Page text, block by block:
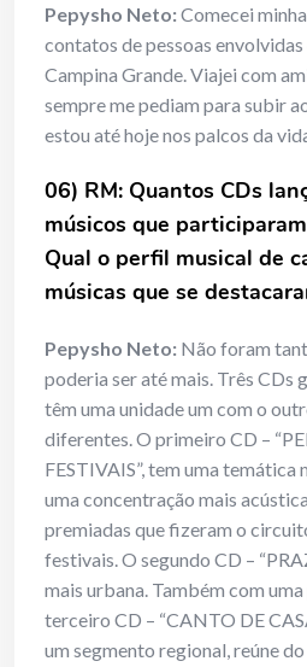
Pepysho Neto:Comecei
contatos de pessoas envolvidas
Campina Grande. Viajei com
sempre me pediam para subir
estou até hoje nos palcos da
06) RM: Quantos CDs
músicos que
Qual o perfil musical de
músicas que se
Pepysho Neto: Não foram
poderia ser até mais. Três CDs
têm uma unidade um com o
diferentes. O primeiro CD –
FESTIVAIS”, tem uma temática
uma concentração mais
premiadas que fizeram o
festivais. O segundo CD –
mais urbana. Também com
terceiro CD – “CANTO DE
um segmento regional, reúne